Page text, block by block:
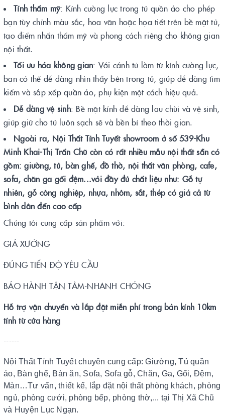
Tính thẩm mỹ: Kính cường lực trong tủ quần áo cho phép
bạn tùy chỉnh màu sắc, hoa văn hoặc họa tiết trên bề mặt tủ,
tạo điểm nhấn thẩm mỹ và phong cách riêng cho không gian
nội thất.
Tối ưu hóa không gian: Với cánh tủ làm từ kính cường lực,
bạn có thể dễ dàng nhìn thấy bên trong tủ, giúp dễ dàng tìm
kiếm và sắp xếp quần áo, phụ kiện một cách hiệu quả.
Dễ dàng vệ sinh: Bề mặt kính dễ dàng lau chùi và vệ sinh,
giúp giữ cho tủ luôn sạch sẽ và bền bỉ theo thời gian.
Ngoài ra, Nội Thất Tính Tuyết showroom ở số 539-Khu
Minh Khai-Thị Trấn Chũ còn có rất nhiều mẫu nội thất sẵn có
gồm: giường, tủ, bàn ghế, đồ thờ, nội thất văn phòng, cafe,
sofa, chăn ga gối đệm...với đầy đủ chất liệu như: Gỗ tự
nhiên, gỗ công nghiệp, nhựa, nhôm, sắt, thép có giá cả từ
bình dân đến cao cấp
Chúng tôi cung cấp sản phẩm với:
GIÁ XƯỞNG
ĐÚNG TIẾN ĐỘ YÊU CẦU
BẢO HÀNH TẬN TÂM-NHANH CHÓNG
Hỗ trợ vận chuyển và lắp đặt miễn phí trong bán kính 10km
tính từ cửa hàng
------
Nội Thất Tính Tuyết chuyên cung cấp: Giường, Tủ quần
áo, Bàn ghế, Bàn ăn, Sofa, Sofa gỗ, Chăn, Ga, Gối, Đệm,
Màn…Tư vấn, thiết kế, lắp đặt nội thất phòng khách, phòng
ngủ, phòng cưới, phòng bếp, phòng thờ,... tại Thị Xã Chũ
và Huyện Lục Ngạn.